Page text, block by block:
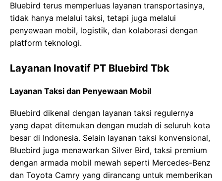
Bluebird terus memperluas layanan transportasinya,
tidak hanya melalui taksi, tetapi juga melalui
penyewaan mobil, logistik, dan kolaborasi dengan
platform teknologi.
Layanan Inovatif PT Bluebird Tbk
Layanan Taksi dan Penyewaan Mobil
Bluebird dikenal dengan layanan taksi regulernya
yang dapat ditemukan dengan mudah di seluruh kota
besar di Indonesia. Selain layanan taksi konvensional,
Bluebird juga menawarkan Silver Bird, taksi premium
dengan armada mobil mewah seperti Mercedes-Benz
dan Toyota Camry yang dirancang untuk memberikan